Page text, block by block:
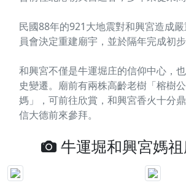
民國88年的921大地震對和興宮造成
員會決定重建廟宇，並於隔年完成初步
和興宮不僅是牛運堀庄的信仰中心，
史變遷。廟前有兩株高齡老樹「榕樹
媽」，可前往欣賞，和興宮香火十分
信大德前來參拜。
牛運堀和興宮媽